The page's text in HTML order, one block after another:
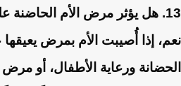
13. هل يؤثر مرض الأم الحاضنة على حقها في الحضانة؟
نعم، إذا أُصيبت الأم بمرض
الحضانة ورعاية الأطفال، أو